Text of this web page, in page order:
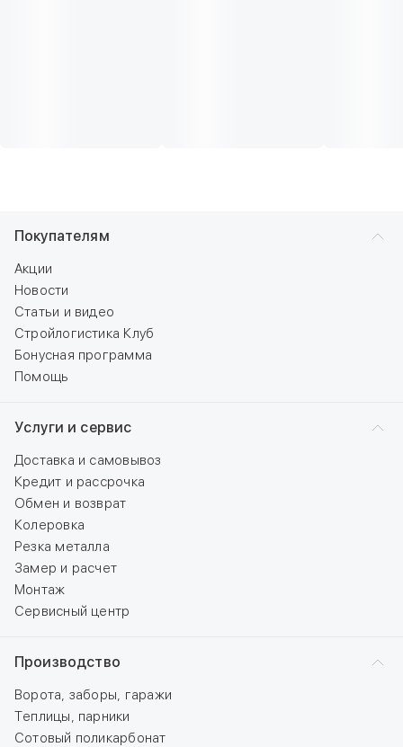
Покупателям
Акции
Новости
Статьи и видео
Стройлогистика Клуб
Бонусная программа
Помощь
Услуги и сервис
Доставка и самовывоз
Кредит и рассрочка
Обмен и возврат
Колеровка
Резка металла
Замер и расчет
Монтаж
Сервисный центр
Производство
Ворота, заборы, гаражи
Теплицы, парники
Сотовый поликарбонат